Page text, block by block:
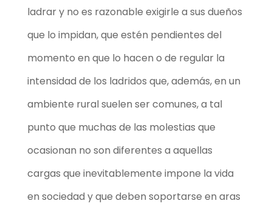
ladrar y no es razonable exigirle a sus dueños
que lo impidan, que estén pendientes del
momento en que lo hacen o de regular la
intensidad de los ladridos que, además, en un
ambiente rural suelen ser comunes, a tal
punto que muchas de las molestias que
ocasionan no son diferentes a aquellas
cargas que inevitablemente impone la vida
en sociedad y que deben soportarse en aras